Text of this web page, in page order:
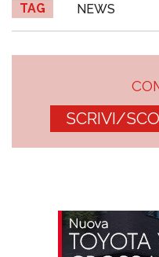
TAG NEWS
SCRIVI/